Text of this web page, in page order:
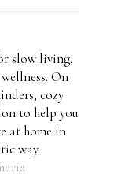
slow living,
On
cozy
to help you
at home in
way.